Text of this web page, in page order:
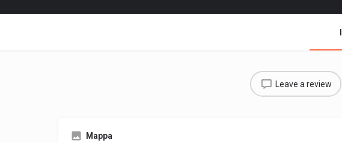
Leave a review
Mappa